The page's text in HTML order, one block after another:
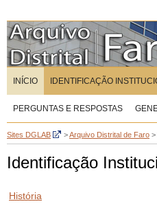
INÍCIO IDENTIFICAÇÃO
PERGUNTAS E RESPOSTAS
Sites DGLAB >Arquivo Distrital de Faro >
Identificação
História